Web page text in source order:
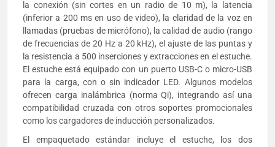
la conexión (sin cortes en un radio de 10 m), la latencia
(inferior a 200 ms en uso de video), la claridad de la voz en
llamadas (pruebas de micrófono), la calidad de audio (rango
de frecuencias de 20 Hz a 20 kHz), el ajuste de las puntas y
la resistencia a 500 inserciones y extracciones en el estuche.
El estuche está equipado con un puerto USB-C o micro-USB
para la carga, con o sin indicador LED. Algunos modelos
ofrecen carga inalámbrica (norma Qi), integrando así una
compatibilidad cruzada con otros soportes promocionales
como los cargadores de inducción personalizados.
El empaquetado estándar incluye el estuche, los dos